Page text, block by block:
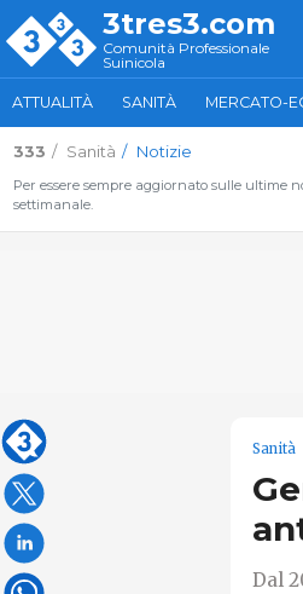
3tres3.com
Comunità Professionale
Suinicola
ATTUALITÀ SANITÀ MERCATO-
333 Sanità Notizie
Per essere sempre aggiornato sulle ultime
settimanale.
Sanità
Dal